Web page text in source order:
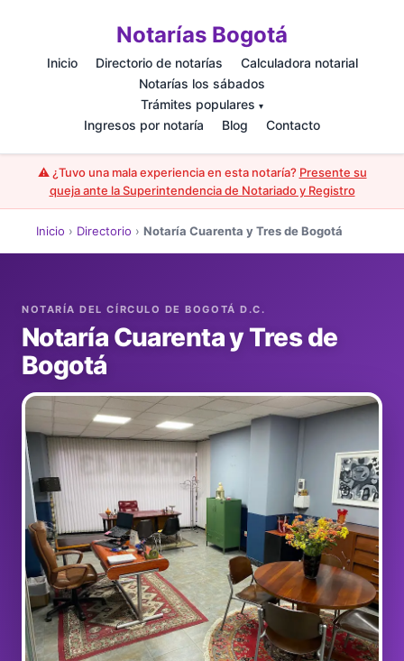
Notarías Bogotá
Inicio Directorio de notarías
Calculadora notarial
Notarías los sábados
Trámites populares ▾
Ingresos por notaría Blog Contacto
⚠️ ¿Tuvo una mala experiencia en esta notaría? Presente su
queja ante la Superintendencia de Notariado y Registro
Inicio › Directorio › Notaría Cuarenta y Tres de Bogotá
Notaría Cuarenta y Tres de
Bogotá